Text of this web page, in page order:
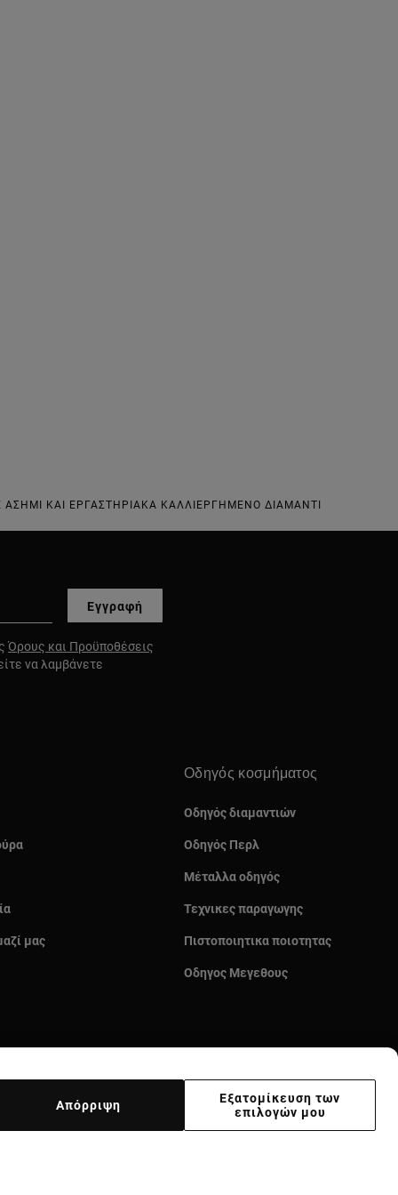
ΚΑΙ ΕΡΓΑΣΤΗΡΙΑΚΆ ΚΑΛΛΙΕΡΓΗΜΈΝΟ ΔΙΑΜΆΝΤΙ
Εγγραφή
Όρους και Προϋποθέσεις
να λαμβάνετε
μας
Οδηγός κοσμήματος
Οδηγός διαμαντιών
Οδηγός Περλ
Μέταλλα οδηγός
Τεχνικες παραγωγης
Πιστοποιητικα ποιοτητας
Οδηγος Μεγεθους
Εξατομίκευση των
επιλογών μου
Απόρριψη